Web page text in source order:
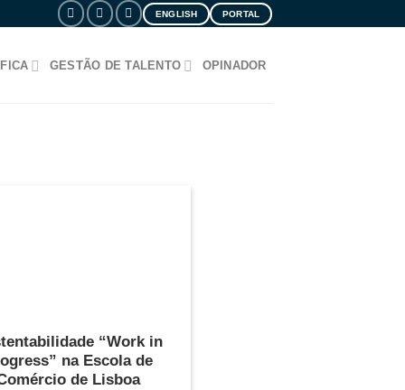
ENGLISH PORTAL
GESTÃO DE TALENTO OPINADOR
“Work in
na Escola de
de Lisboa